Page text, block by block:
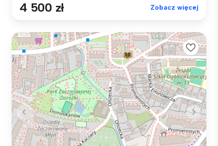
4 500 zł Zobacz więcej